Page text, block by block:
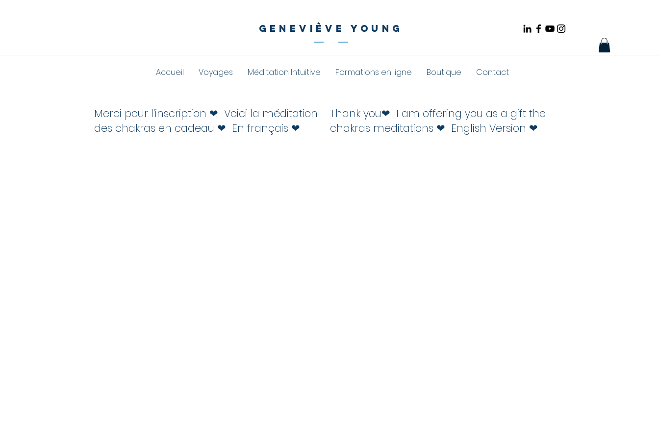
geneviève young
Accueil Voyages Méditation Intuitive Formations en ligne Boutique Contact
Merci pour l'inscription ❤ Voici la méditation
des chakras en cadeau ❤ En français ❤
Thank you❤ I am offering you as a gift the
chakras meditations ❤ English Version ❤